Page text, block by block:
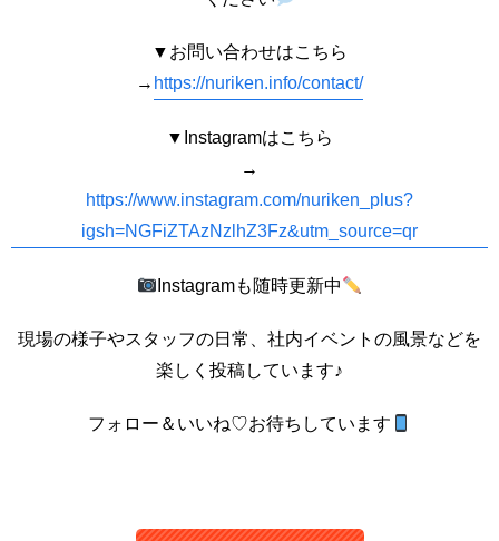
▼お問い合わせはこちら
→ https://nuriken.info/contact/
▼Instagramはこちら
→
https://www.instagram.com/nuriken_plus?
igsh=NGFiZTAzNzlhZ3Fz&utm_source=qr
Instagramも随時更新中
現場の様子やスタッフの日常、社内イベントの風景などを
楽しく投稿しています♪
フォロー＆いいね♡お待ちしています